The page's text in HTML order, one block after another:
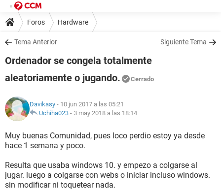
Foros Hardware
Tema Anterior Siguiente Tema
Ordenador se congela totalmente
aleatoriamente o jugando.
Cerrado
Davikasy - 10 jun 2017 a las 05:21
Uchiha023 - 3 may 2018 a las 18:14
Muy buenas Comunidad, pues loco perdio estoy ya desde
hace 1 semana y poco.
Resulta que usaba windows 10. y empezo a colgarse al
jugar. luego a colgarse con webs o iniciar incluso windows.
sin modificar ni toquetear nada.